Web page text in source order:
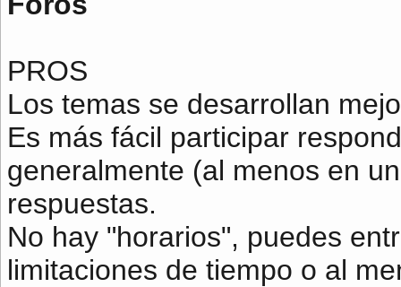
PROS
Los temas se desarrollan
Es más fácil participar
generalmente (al menos en
respuestas.
No hay "horarios", puedes
limitaciones de tiempo o al